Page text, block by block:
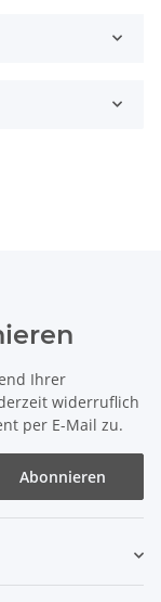
Ihrer
widerruflich
per E-Mail zu.
Abonnieren